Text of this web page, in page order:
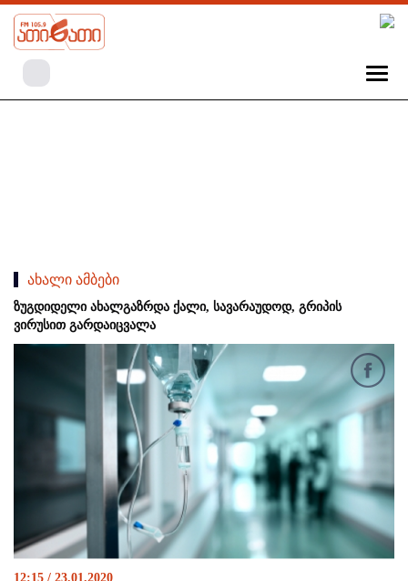
ახალი ამბები
ზუგდიდელი ახალგაზრდა ქალი, სავარაუდოდ, გრიპის
ვირუსით გარდაიცვალა
12:15 / 23.01.2020